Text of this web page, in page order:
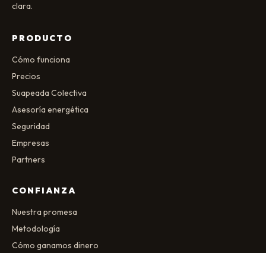
clara.
PRODUCTO
Cómo funciona
Precios
Suapeada Colectiva
Asesoría energética
Seguridad
Empresas
Partners
CONFIANZA
Nuestra promesa
Metodología
Cómo ganamos dinero